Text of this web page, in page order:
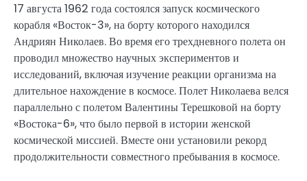
17 августа 1962 года состоялся запуск космического
корабля «Восток-3», на борту которого находился
Андриян Николаев. Во время его трехдневного полета он
проводил множество научных экспериментов и
исследований, включая изучение реакции организма на
длительное нахождение в космосе. Полет Николаева велся
параллельно с полетом Валентины Терешковой на борту
«Востока-6», что было первой в истории женской
космической миссией. Вместе они установили рекорд
продолжительности совместного пребывания в космосе.